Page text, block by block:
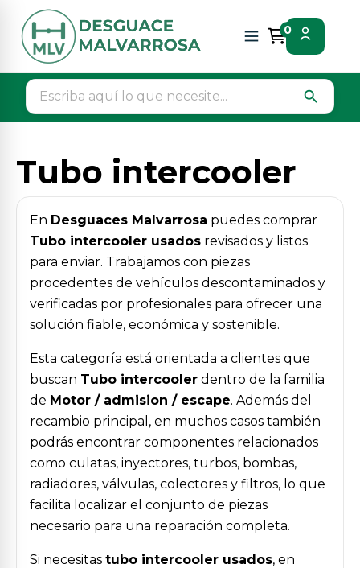
0
search
Inicio Piezas vehículos
Motor / admision / escape
Tubo intercooler
Tubo intercooler
En Desguaces Malvarrosa puedes comprar
Tubo intercooler usados revisados y listos
para enviar. Trabajamos con piezas
procedentes de vehículos descontaminados y
verificadas por profesionales para ofrecer una
solución fiable, económica y sostenible.
Esta categoría está orientada a clientes que
buscan Tubo intercooler dentro de la familia
de Motor / admision / escape. Además del
recambio principal, en muchos casos también
podrás encontrar componentes relacionados
como culatas, inyectores, turbos, bombas,
radiadores, válvulas, colectores y filtros, lo que
facilita localizar el conjunto de piezas
necesario para una reparación completa.
Si necesitas tubo intercooler usados, en